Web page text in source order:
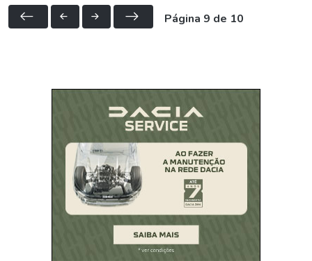
Página 9 de 10